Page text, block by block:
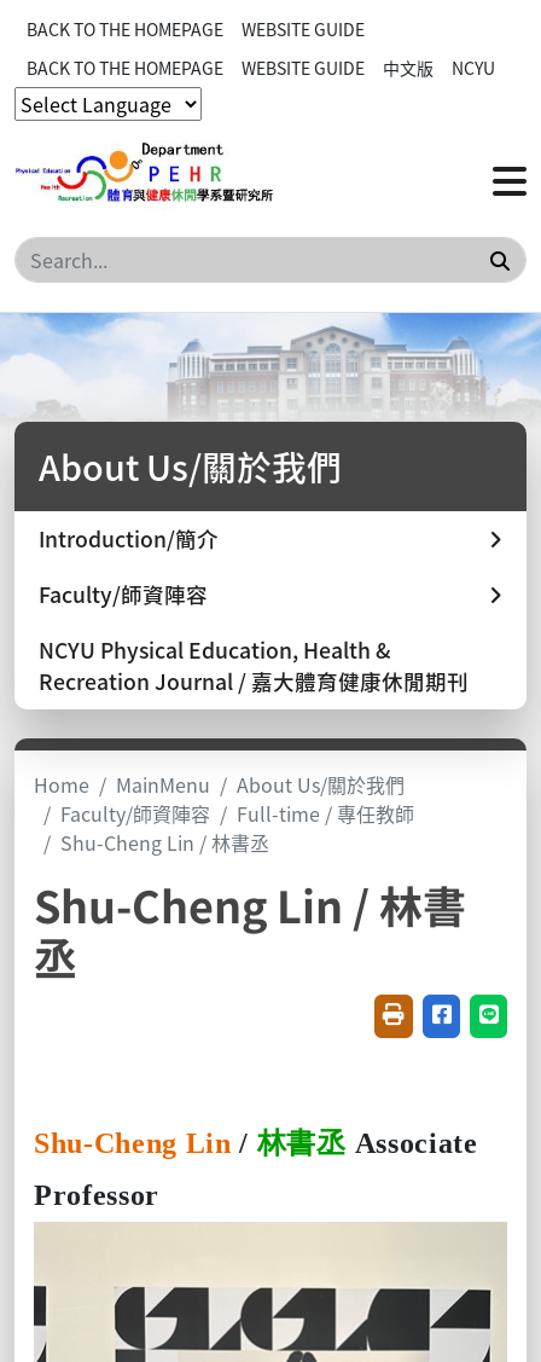
BACK TO THE HOMEPAGE
WEBSITE GUIDE
BACK TO THE HOMEPAGE
WEBSITE GUIDE 中文版 NCYU
About Us/關於我們
Introduction/簡介
Faculty/師資陣容
NCYU Physical Education, Health &
Recreation Journal / 嘉大體育健康休閒期刊
Home MainMenu
About Us/關於我們
Faculty/師資陣容
Full-time / 專任教師
Shu-Cheng Lin / 林書丞
Shu-Cheng Lin / 林書
丞
FriendlyShare on
Shu-Cheng Lin/林書丞 Associate
Professor